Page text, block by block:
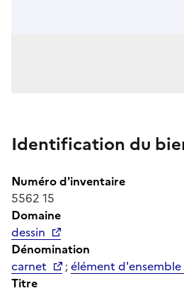
Identification du
Numéro d'inventaire
5562 15
Domaine
dessin
Dénomination
carnet
;élément d'ensemble
Titre